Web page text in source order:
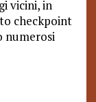
vicini, in
checkpoint
numerosi